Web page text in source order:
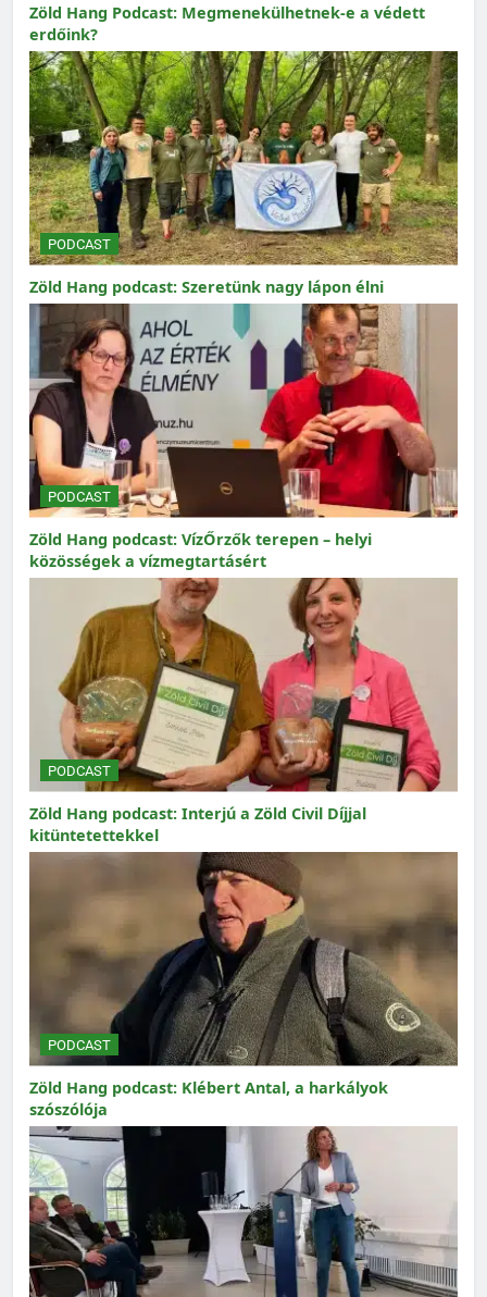
Zöld Hang Podcast: Megmenekülhetnek-e a védett
erdőink?
PODCAST
Zöld Hang podcast: Szeretünk nagy lápon élni
PODCAST
Zöld Hang podcast: VízŐrzők terepen – helyi
közösségek a vízmegtartásért
PODCAST
Zöld Hang podcast: Interjú a Zöld Civil Díjjal
kitüntetettekkel
PODCAST
Zöld Hang podcast: Klébert Antal, a harkályok
szószólója